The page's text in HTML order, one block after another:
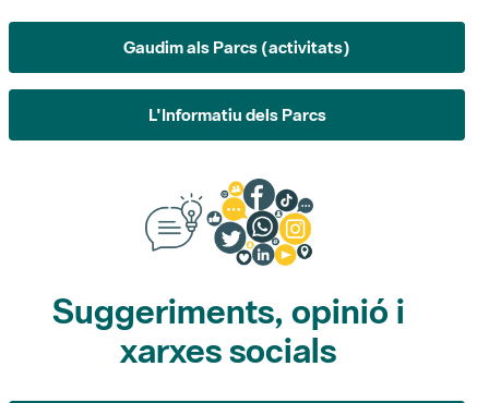
Gaudim als Parcs (activitats)
L'Informatiu dels Parcs
Suggeriments, opinió i
xarxes socials